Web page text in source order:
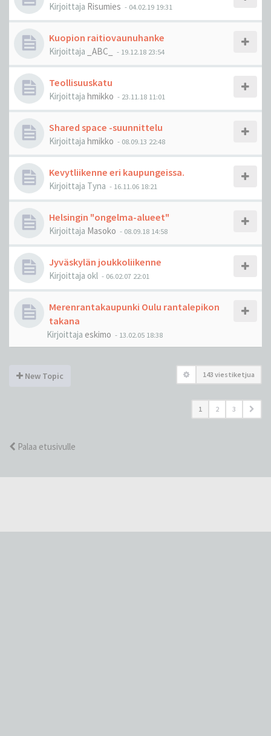
Kirjoittaja Risumies - 04.02.19 19:31
Kuopion raitiovaunuhanke
Kirjoittaja _ABC_ - 19.12.18 23:54
Teollisuuskatu
Kirjoittaja hmikko - 23.11.18 11:01
Shared space -suunnittelu
Kirjoittaja hmikko - 08.09.13 22:48
Kevytliikenne eri kaupungeissa.
Kirjoittaja Tyna - 16.11.06 18:21
Helsingin "ongelma-alueet"
Kirjoittaja Masoko - 08.09.18 14:58
Jyväskylän joukkoliikenne
Kirjoittaja okl - 06.02.07 22:01
Merenrantakaupunki Oulu rantalepikon
takana
Kirjoittaja eskimo - 13.02.05 18:38
New Topic 143 viestiketjua
1 2 3
Palaa etusivulle